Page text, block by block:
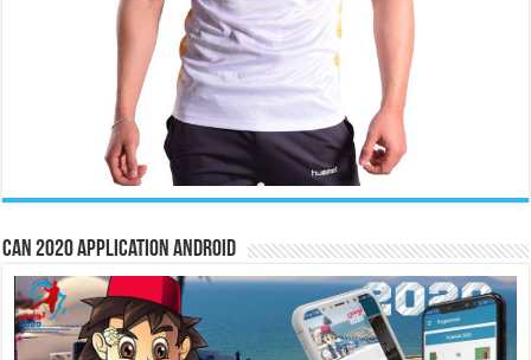
CAN 2020 Application Android